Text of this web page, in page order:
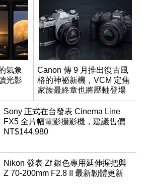
氣象
光影
Canon 傳 9 月推出復古風
格的神祕新機，VCM 定焦
家族最終章也將壓軸登場
Sony 正式在台發表 Cinema Line
FX5 全片幅電影攝影機，建議售價
NT$144,980
Nikon 發表 Zf 銀色專用延伸握把與
Z 70-200mm F2.8 II 最新韌體更新